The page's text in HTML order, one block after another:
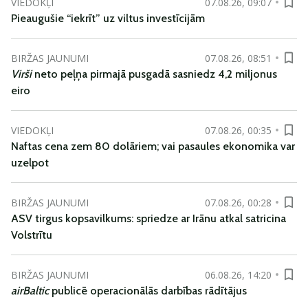
Pieaugušie “iekrīt” uz viltus investīcijām
BIRŽAS JAUNUMI
07.08.26, 08:51
Viršineto peļņa pirmajā pusgadā sasniedz 4,2 miljonus
eiro
VIEDOKĻI
07.08.26, 00:35
Naftas cena zem 80 dolāriem; vai pasaules ekonomika var
uzelpot
BIRŽAS JAUNUMI
07.08.26, 00:28
ASV tirgus kopsavilkums: spriedze ar Irānu atkal satricina
Volstrītu
BIRŽAS JAUNUMI
06.08.26, 14:20
airBalticpublicē operacionālās darbības rādītājus